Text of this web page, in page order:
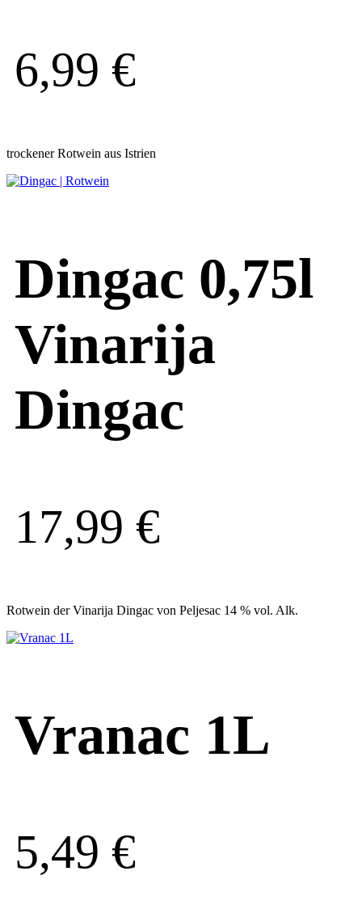
6,99 €
trockener Rotwein aus Istrien
Dingac 0,75l
Vinarija
Dingac
17,99 €
Rotwein der Vinarija Dingac von Peljesac 14 % vol. Alk.
Vranac 1L
5,49 €